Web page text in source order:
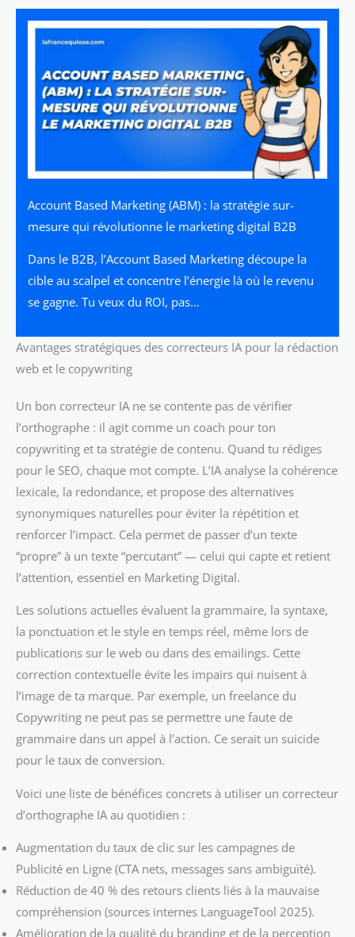
Account Based Marketing (ABM) : la stratégie sur-
mesure qui révolutionne le marketing digital B2B
Dans le B2B, l’Account Based Marketing découpe la
cible au scalpel et concentre l’énergie là où le revenu
se gagne. Tu veux du ROI, pas…
Avantages stratégiques des correcteurs IA pour la rédaction
web et le copywriting
Un bon correcteur IA ne se contente pas de vérifier
l’orthographe : il agit comme un coach pour ton
copywriting et ta stratégie de contenu. Quand tu rédiges
pour le SEO, chaque mot compte. L’IA analyse la cohérence
lexicale, la redondance, et propose des alternatives
synonymiques naturelles pour éviter la répétition et
renforcer l’impact. Cela permet de passer d’un texte
“propre” à un texte “percutant” — celui qui capte et retient
l’attention, essentiel en Marketing Digital.
Les solutions actuelles évaluent la grammaire, la syntaxe,
la ponctuation et le style en temps réel, même lors de
publications sur le web ou dans des emailings. Cette
correction contextuelle évite les impairs qui nuisent à
l’image de ta marque. Par exemple, un freelance du
Copywriting ne peut pas se permettre une faute de
grammaire dans un appel à l’action. Ce serait un suicide
pour le taux de conversion.
Voici une liste de bénéfices concrets à utiliser un correcteur
d’orthographe IA au quotidien :
Augmentation du taux de clic sur les campagnes de
Publicité en Ligne (CTA nets, messages sans ambiguïté).
Réduction de 40 % des retours clients liés à la mauvaise
compréhension (sources internes LanguageTool 2025).
Amélioration de la qualité du branding et de la perception